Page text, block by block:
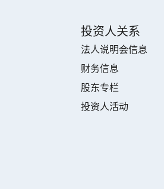
投资人关系
法人说明会信息
财务信息
股东专栏
投资人活动